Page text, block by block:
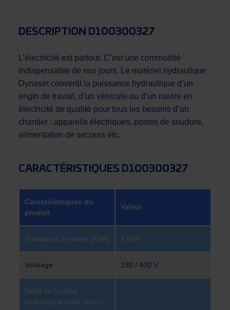
DESCRIPTION D100300327
L’électricité est partout. C’est une commodité
indispensable de nos jours. Le matériel hydraulique
Dynaset convertit la puissance hydraulique d’un
engin de travail, d’un véhicule ou d’un navire en
électricité de qualité pour tous les besoins d’un
chantier : appareils électriques, postes de soudure,
alimentation de secours etc.
CARACTÉRISTIQUES D100300327
Caractéristiques du
produit
Valeur
Puissance de sortie (KVA) 8 KVA
Volatage 230 / 400 V
Débit de l'entrée
hydraulique débit (l/min)